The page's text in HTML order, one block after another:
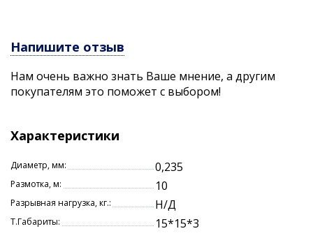
Напишите отзыв
Нам очень важно знать Ваше мнение, а другим
покупателям это поможет с выбором!
Характеристики
Диаметр, мм: 0,235
Размотка, м: 10
Разрывная нагрузка, кг.: Н/Д
Т.Габариты: 15*15*3